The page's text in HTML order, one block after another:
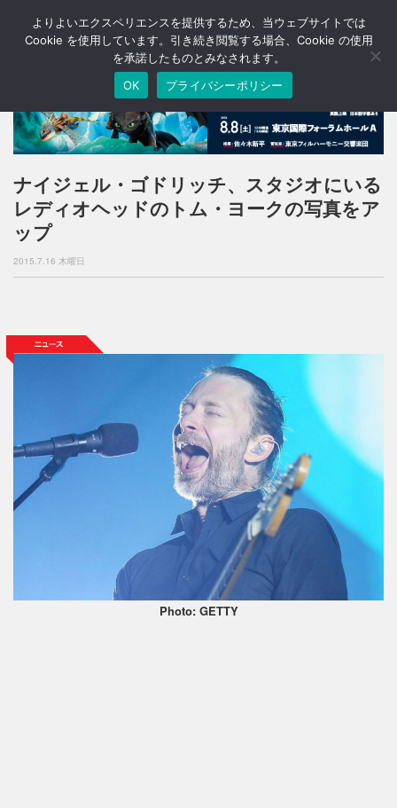
T
o
n
a
v
g
a
n
ナイジェル・ゴドリッチ、スタジオにいる
レディオヘッドのトム・ヨークの写真をア
ップ
2015.7.16 木曜日
Photo: GETTY
よりよいエクスペリエンスを提供するため、当ウェブサイトでは
Cookie を使用しています。引き続き閲覧する場合、Cookie の使用
を承諾したものとみなされます。
OK
プライバシーポリシー